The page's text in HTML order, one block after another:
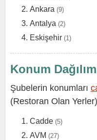
Ankara (9)
Antalya (2)
Eskişehir (1)
Konum
Şubelerin konumları
(Restoran Olan
Cadde (5)
AVM (27)